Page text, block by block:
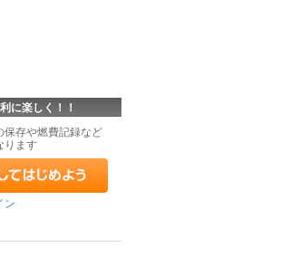
に楽しく！！
保存や燃費記録など
ります
ン